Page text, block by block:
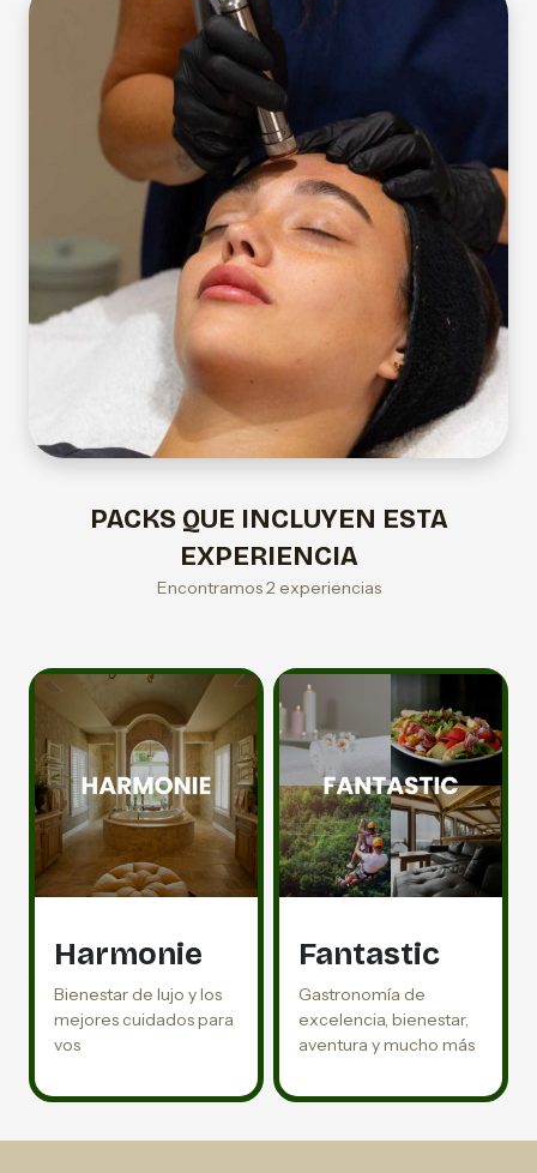
PACKS QUE INCLUYEN ESTA
EXPERIENCIA
Encontramos 2 experiencias
Harmonie
Bienestar de lujo y los
mejores cuidados para
vos
Fantastic
Gastronomía de
excelencia, bienestar,
aventura y mucho más